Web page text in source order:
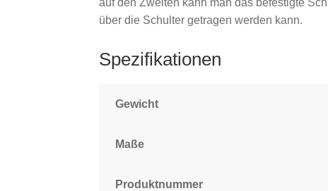
auf den Zweiten kann man das befestigte
über die Schulter getragen werden kann.
Spezifikationen
Gewicht
Maße
Produktnummer